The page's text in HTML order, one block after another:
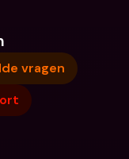
vragen